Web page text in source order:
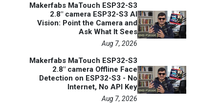
Makerfabs MaTouch ESP32-S3
2.8" camera ESP32-S3 AI
Vision: Point the Camera and
Ask What It Sees
Aug 7, 2026
Makerfabs MaTouch ESP32-S3
2.8" camera Offline Face
Detection on ESP32-S3 - No
Internet, No API Key
Aug 7, 2026